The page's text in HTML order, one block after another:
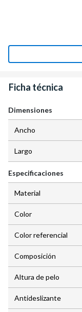
Ficha técnica
Dimensiones
Ancho
Largo
Especificaciones
Material
Color
Color referencial
Composición
Altura de pelo
Antideslizante